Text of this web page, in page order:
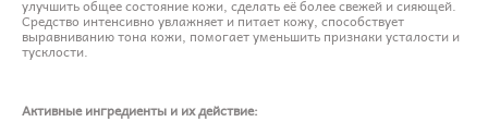
улучшить общее состояние кожи, сделать её более свежей и сияющей.
Средство интенсивно увлажняет и питает кожу, способствует
выравниванию тона кожи, помогает уменьшить признаки усталости и
тусклости.
Активные ингредиенты и их действие: